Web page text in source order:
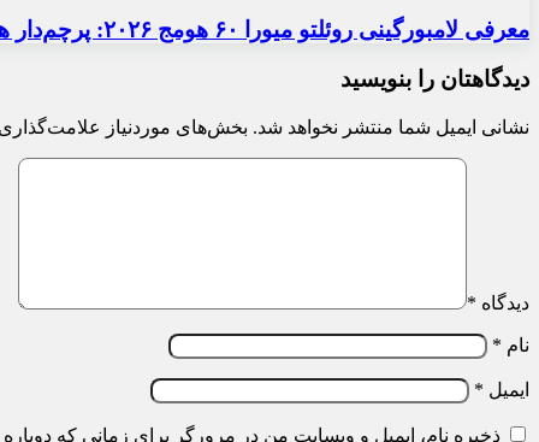
معرفی لامبورگینی روئلتو میورا ۶۰ هومج ۲۰۲۶: پرچم‌دار هیبریدی
دیدگاهتان را بنویسید
نشانی ایمیل شما منتشر نخواهد شد. بخش‌های موردنیاز
دیدگاه *
نام *
ایمیل *
ذخیره نام، ایمیل و وبسایت من در مرورگر برای زمانی که